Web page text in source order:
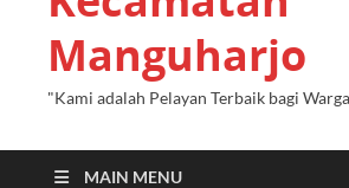
Manguharjo
"Kami adalah Pelayan Terbaik bagi
MAIN MENU